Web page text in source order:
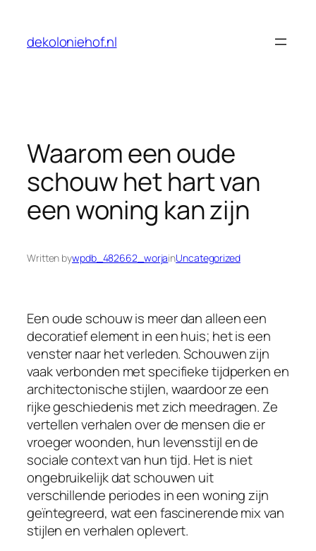
content
dekoloniehof.nl
Waarom een oude
schouw het hart van
een woning kan zijn
Written bywpdb_482662_worjainUncategorized
Een oude schouw is meer dan alleen een
decoratief element in een huis; het is een
venster naar het verleden. Schouwen zijn
vaak verbonden met specifieke tijdperken en
architectonische stijlen, waardoor ze een
rijke geschiedenis met zich meedragen. Ze
vertellen verhalen over de mensen die er
vroeger woonden, hun levensstijl en de
sociale context van hun tijd. Het is niet
ongebruikelijk dat schouwen uit
verschillende periodes in een woning zijn
geïntegreerd, wat een fascinerende mix van
stijlen en verhalen oplevert.